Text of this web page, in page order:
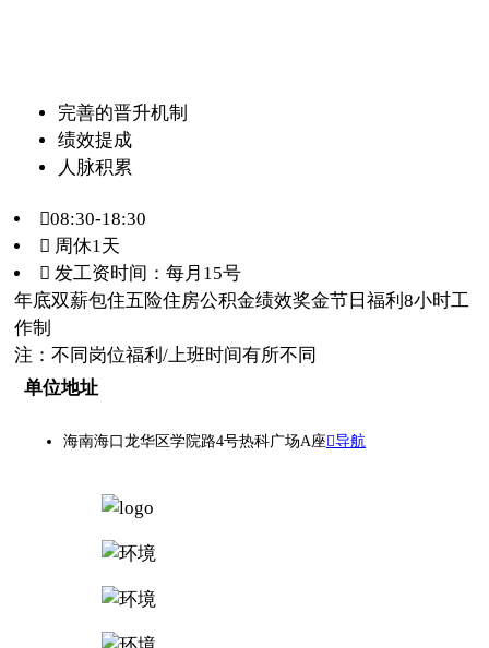
完善的晋升机制
绩效提成
人脉积累
08:30-18:30
 周休1天
 发工资时间：每月15号
年底双薪包住五险住房公积金绩效奖金节日福利 8小时工
作制
注：不同岗位福利/上班时间有所不同
单位地址
海南海口龙华区学院路4号热科广场A座导航